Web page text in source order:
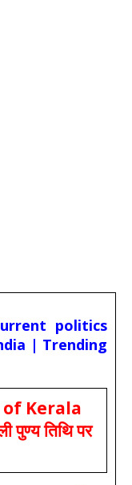
politics
| Trending
Kerala
तिथि पर